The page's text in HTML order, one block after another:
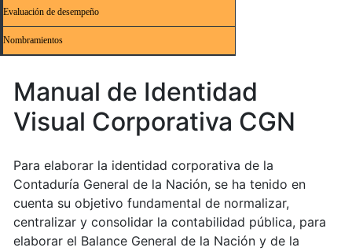
Evaluación de desempeño
Nombramientos
Manual de Identidad
Visual Corporativa CGN
Para elaborar la identidad corporativa de la
Contaduría General de la Nación, se ha tenido en
cuenta su objetivo fundamental de normalizar,
centralizar y consolidar la contabilidad pública, para
elaborar el Balance General de la Nación y de la